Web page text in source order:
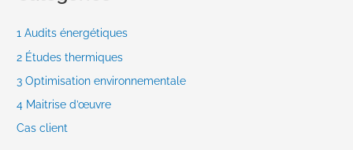
1 Audits énergétiques
2 Études thermiques
3 Optimisation environnementale
4 Maitrise d’œuvre
Cas client